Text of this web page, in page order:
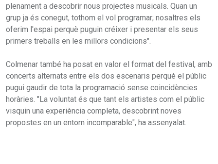
plenament a descobrir nous projectes musicals. Quan un
grup ja és conegut, tothom el vol programar; nosaltres els
oferim l'espai perquè puguin créixer i presentar els seus
primers treballs en les millors condicions".
Colmenar també ha posat en valor el format del festival, amb
concerts alternats entre els dos escenaris perquè el públic
pugui gaudir de tota la programació sense coincidències
horàries. "La voluntat és que tant els artistes com el públic
visquin una experiència completa, descobrint noves
propostes en un entorn incomparable", ha assenyalat.